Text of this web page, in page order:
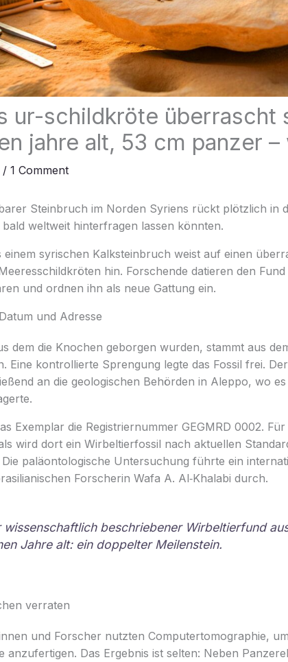
ur-schildkröte überrascht
jahre alt, 53 cm panzer
1 Comment
Steinbruch im Norden Syriens rückt plötzlich in
weltweit hinterfragen lassen könnten.
einem syrischen Kalksteinbruch weist auf einen
hin. Forschende datieren den
und ordnen ihn als neue Gattung ein.
und Adresse
dem die Knochen geborgen wurden, stammt aus
Eine kontrollierte Sprengung legte das Fossil frei.
an die geologischen Behörden in Aleppo, wo
Exemplar die Registriernummer GEGMRD 0002.
wird dort ein Wirbeltierfossil nach aktuellen
paläontologische Untersuchung führte ein
Forscherin Wafa A. Al‑Khalabi durch.
wissenschaftlich beschriebener Wirbeltierfund
Jahre alt: ein doppelter Meilenstein.
verraten
und Forscher nutzten Computertomographie,
anzufertigen. Das Ergebnis ist selten: Neben